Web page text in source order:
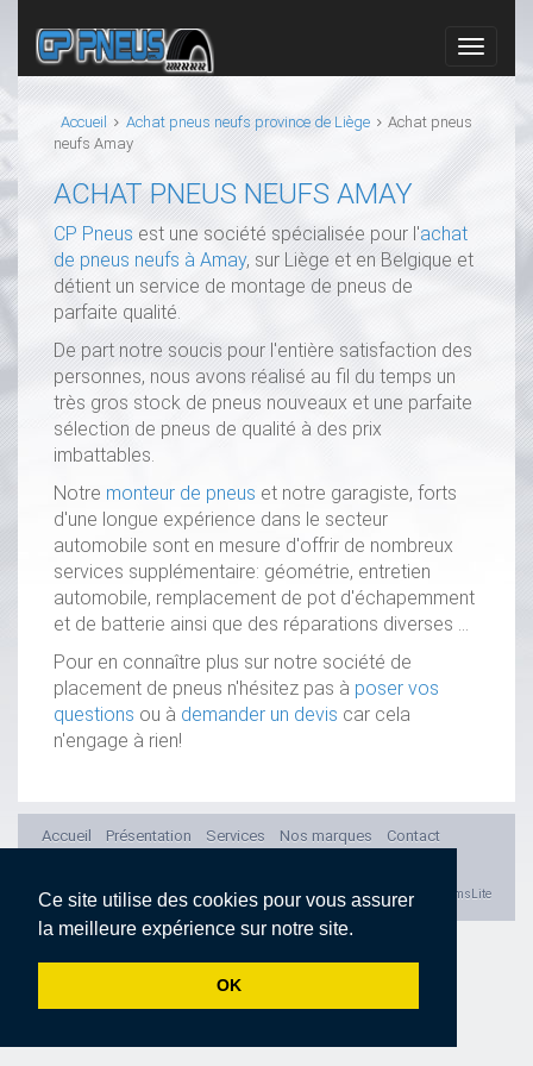
Ce site utilise des cookies pour vous assurer
la meilleure expérience sur notre site.
OK
Accueil Achat pneus neufs province de Liège
Achat pneus
neufs Amay
ACHAT PNEUS NEUFS AMAY
CP Pneus est une société spécialisée pour l'achat
de pneus neufs à Amay, sur Liège et en Belgique et
détient un service de montage de pneus de
parfaite qualité.
De part notre soucis pour l'entière satisfaction des
personnes, nous avons réalisé au fil du temps un
très gros stock de pneus nouveaux et une parfaite
sélection de pneus de qualité à des prix
imbattables.
Notre monteur de pneus et notre garagiste, forts
d'une longue expérience dans le secteur
automobile sont en mesure d'offrir de nombreux
services supplémentaire: géométrie, entretien
automobile, remplacement de pot d'échapemment
et de batterie ainsi que des réparations diverses ...
Pour en connaître plus sur notre société de
placement de pneus n'hésitez pas à poser vos
questions ou à demander un devis car cela
n'engage à rien!
Accueil Présentation Services Nos marques
Contact
Powered by cmsLite